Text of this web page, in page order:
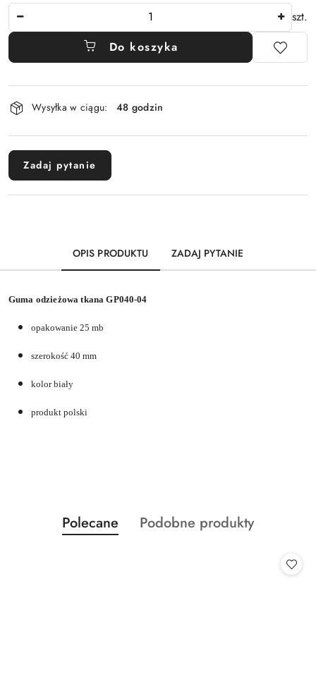
szt.
Do koszyka
Dostępność
i
dostawa
Wysyłka w ciągu: 48 godzin
Zadaj pytanie
OPIS PRODUKTU ZADAJ PYTANIE
Guma odzieżowa tkana GP040-04
opakowanie 25 mb
szerokość 40 mm
kolor biały
produkt polski
Pomiń karuzelę produktów
Produkty
o
Polecane
Produkty
Podobne produkty